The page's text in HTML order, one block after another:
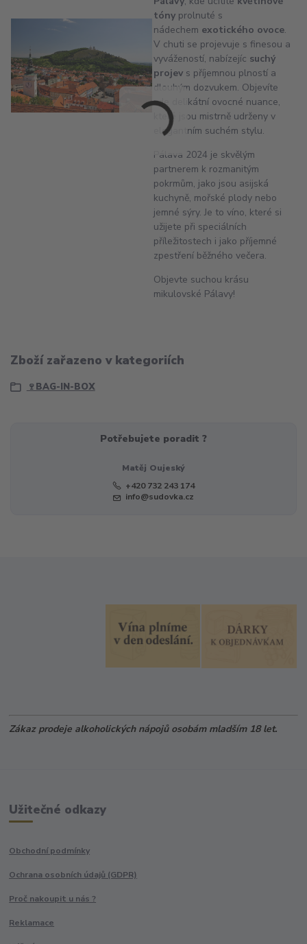
tóny prolnuté s
nádechem exotického ovoce.
V chuti se projevuje s finesou a
vyvážeností, nabízejíc suchý
projev s příjemnou plností a
dlouhým dozvukem. Objevíte
zde delikátní ovocné nuance,
které jsou mistrně udrženy v
elegantním suchém stylu.
Pálava 2024 je skvělým
partnerem k rozmanitým
pokrmům, jako jsou asijská
kuchyně, mořské plody nebo
jemné sýry. Je to víno, které si
užijete při speciálních
příležitostech i jako příjemné
zpestření běžného večera.
Objevte suchou krásu
mikulovské Pálavy!
Zboží zařazeno v kategoriích
🍷BAG-IN-BOX
Potřebujete poradit ?
Matěj Oujeský
+420 732 243 174
info@sudovka.cz
Zákaz prodeje alkoholických nápojů osobám mladším 18 let.
Užitečné odkazy
Obchodní podmínky
Ochrana osobních údajů (GDPR)
Proč nakoupit u nás ?
Reklamace